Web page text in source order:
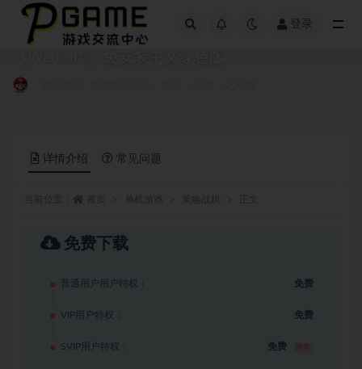
登录
详情介绍 常见问题
免费下载
普通用户用户特权： 免费
VIP用户特权： 免费
SVIP用户特权： 免费
全部